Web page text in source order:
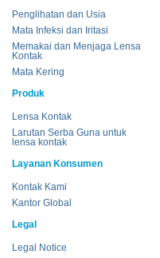
Penglihatan dan Usia
Mata Infeksi dan Iritasi
Memakai dan Menjaga Lensa
Kontak
Mata Kering
Produk
Lensa Kontak
Larutan Serba Guna untuk
lensa kontak
Layanan Konsumen
Kontak Kami
Kantor Global
Legal
Legal Notice